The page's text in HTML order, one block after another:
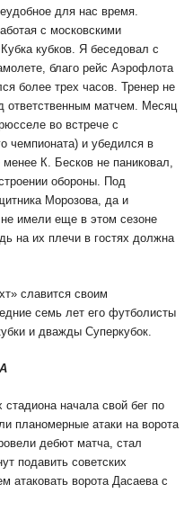
для нас время.
с московскими
кубков. Я беседовал с
благо рейс Аэрофлота
более трех часов. Тренер не
ответственным матчем. Месяц
во встрече с
чемпионата) и убедился в
К. Бесков не паниковал,
обороны. Под
Морозова, да и
имели еще в этом сезоне
на их плечи в гостях должна
славится своим
семь лет его футболисты
и дважды Суперкубок.
начала свой бег по
планомерные атаки на ворота
дебют матча, стал
подавить советских
атаковать ворота Дасаева с